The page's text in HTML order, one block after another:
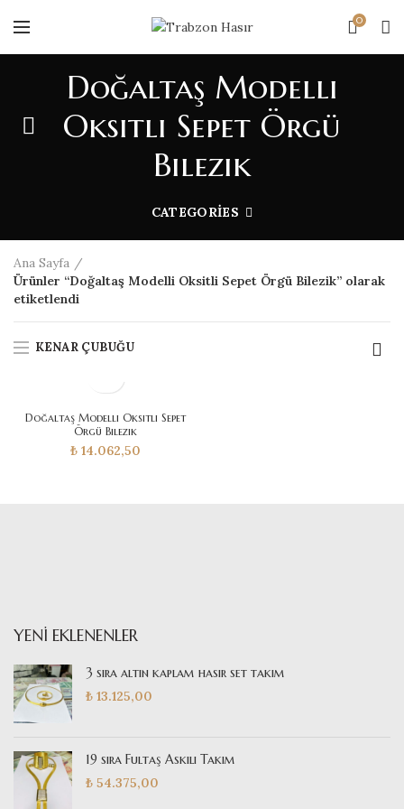
0
Doğaltaş Modelli
Oksitli Sepet Örgü
Bilezik
CATEGORIES
Ana Sayfa
Ürünler “Doğaltaş Modelli Oksitli Sepet Örgü Bilezik” olarak
etiketlendi
KENAR ÇUBUĞU
Doğaltaş Modelli Oksitli Sepet
Örgü Bilezik
₺ 14.062,50
YENI EKLENENLER
3 sıra altın kaplam hasır set takım
₺ 13.125,00
19 sıra Fultaş Askılı Takım
₺ 54.375,00